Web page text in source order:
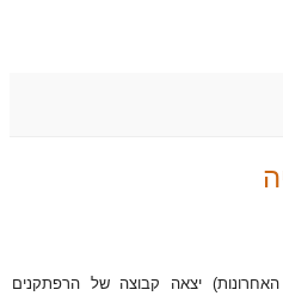
יצאה קבוצה של הרפתקנים